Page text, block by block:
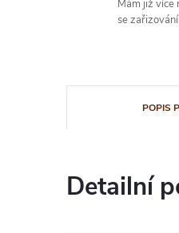
Mám již více
se
POPIS
Detailní